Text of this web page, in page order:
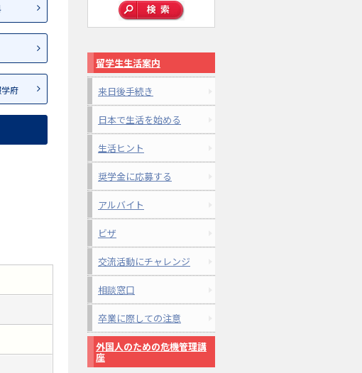
府
留学生生活案内
来日後手続き
日本で生活を始める
生活ヒント
奨学金に応募する
アルバイト
ビザ
交流活動にチャレンジ
相談窓口
卒業に際しての注意
外国人のための危機管理講
座